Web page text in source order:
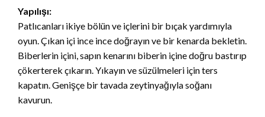
Yapılışı:
Patlıcanları ikiye bölün ve içlerini bir bıçak yardımıyla
oyun. Çıkan içi ince ince doğrayın ve bir kenarda bekletin.
Biberlerin içini, sapın kenarını biberin içine doğru bastırıp
çökerterek çıkarın. Yıkayın ve süzülmeleri için ters
kapatın. Genişçe bir tavada zeytinyağıyla soğanı
kavurun.